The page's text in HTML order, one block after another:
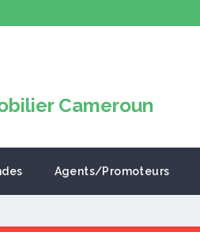
Agents/Promoteurs